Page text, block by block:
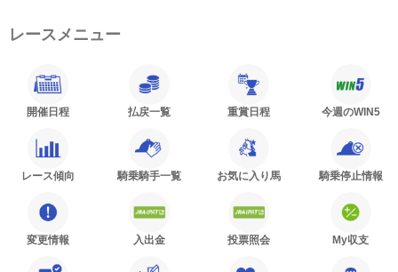
レースメニュー
開催日程 払戻一覧 重賞日程 今週のWIN5
レース傾向 騎乗騎手一覧 お気に入り馬 騎乗停止情報
変更情報 入出金 投票照会 My収支